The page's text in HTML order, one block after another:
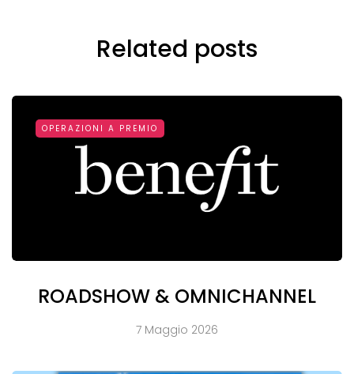
Related posts
OPERAZIONI A PREMIO
ROADSHOW & OMNICHANNEL
7 Maggio 2026